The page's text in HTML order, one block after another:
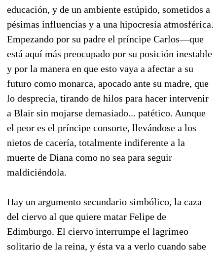
educación, y de un ambiente estúpido, sometidos a
pésimas influencias y a una hipocresía atmosférica.
Empezando por su padre el príncipe Carlos—que
está aquí más preocupado por su posición inestable
y por la manera en que esto vaya a afectar a su
futuro como monarca, apocado ante su madre, que
lo desprecia, tirando de hilos para hacer intervenir
a Blair sin mojarse demasiado... patético. Aunque
el peor es el príncipe consorte, llevándose a los
nietos de cacería, totalmente indiferente a la
muerte de Diana como no sea para seguir
maldiciéndola.
Hay un argumento secundario simbólico, la caza
del ciervo al que quiere matar Felipe de
Edimburgo. El ciervo interrumpe el lagrimeo
solitario de la reina, y ésta va a verlo cuando sabe